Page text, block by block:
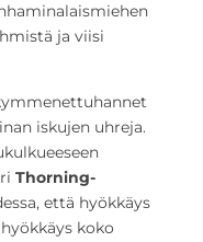
ja viisi
iskujen uhreja.
Thorning-
että hyökkäys
koko